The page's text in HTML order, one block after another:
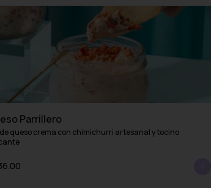
Parrillero
queso crema con chimichurri artesanal y tocino